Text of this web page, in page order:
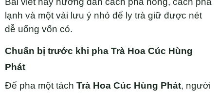
lạnh và một vài lưu ý nhỏ để ly trà giữ được nét
dễ uống vốn có.
Chuẩn bị trước khi pha Trà Hoa Cúc Hùng
Phát
Để pha một tách Trà Hoa Cúc Hùng Phát, người